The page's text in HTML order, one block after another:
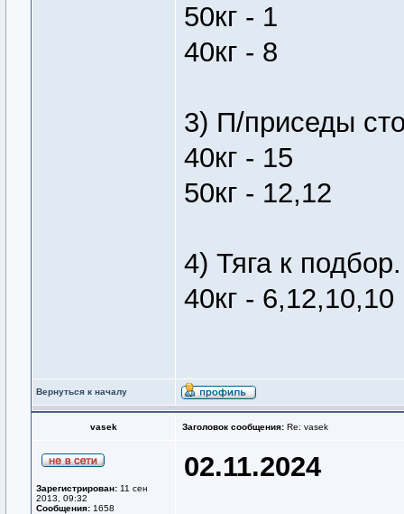
50кг - 1
40кг - 8
3) П/приседы
40кг - 15
50кг - 12,12
4) Тяга к подбор.
40кг - 6,12,10,10
Вернуться к началу
vasek Заголовок сообщения: Re: vasek
Зарегистрирован: 11 сен
2013, 09:32
Сообщения: 1658
02.11.2024